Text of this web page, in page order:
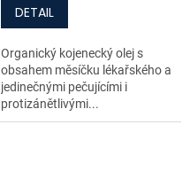
DETAIL
Organický kojenecký olej s
obsahem měsíčku lékařského a
jedinečnými pečujícími i
protizánětlivými...